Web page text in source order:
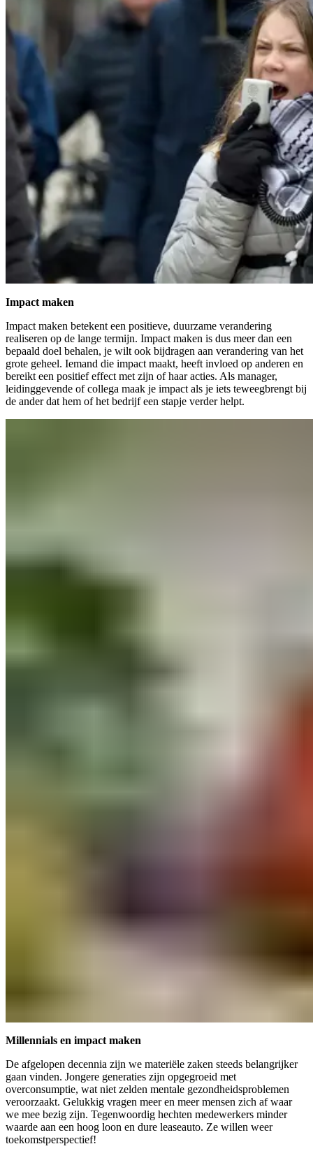
Impact maken
Impact maken betekent een positieve, duurzame verandering
realiseren op de lange termijn. Impact maken is dus meer dan een
bepaald doel behalen, je wilt ook bijdragen aan verandering van het
grote geheel. Iemand die impact maakt, heeft invloed op anderen en
bereikt een positief effect met zijn of haar acties. Als manager,
leidinggevende of collega maak je impact als je iets teweegbrengt bij
de ander dat hem of het bedrijf een stapje verder helpt.
Millennials en impact maken
De afgelopen decennia zijn we materiële zaken steeds belangrijker
gaan vinden. Jongere generaties zijn opgegroeid met
overconsumptie, wat niet zelden mentale gezondheidsproblemen
veroorzaakt. Gelukkig vragen meer en meer mensen zich af waar
we mee bezig zijn. Tegenwoordig hechten medewerkers minder
waarde aan een hoog loon en dure leaseauto. Ze willen weer
toekomstperspectief!